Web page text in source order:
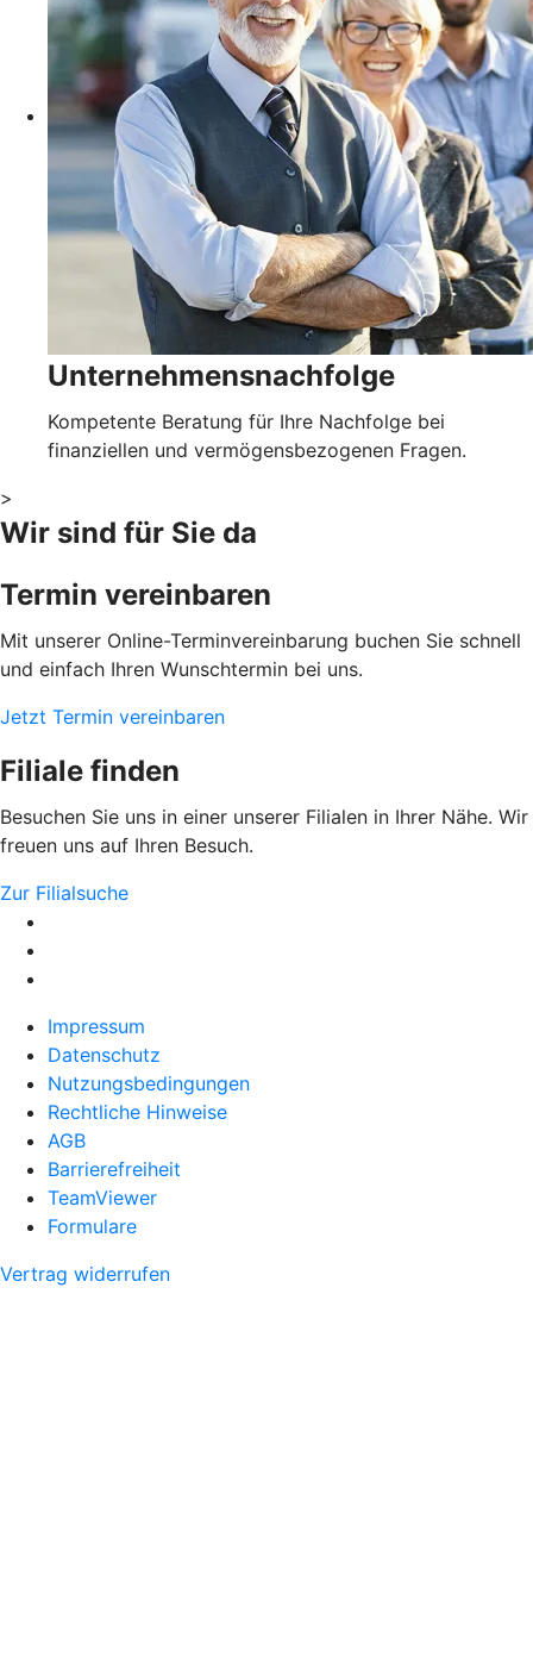
Unternehmensnachfolge
Kompetente Beratung für Ihre Nachfolge bei
finanziellen und vermögensbezogenen Fragen.
>
Wir sind für Sie da
Termin vereinbaren
Mit unserer Online-Terminvereinbarung buchen Sie schnell
und einfach Ihren Wunschtermin bei uns.
Jetzt Termin vereinbaren
Filiale finden
Besuchen Sie uns in einer unserer Filialen in Ihrer Nähe. Wir
freuen uns auf Ihren Besuch.
Zur Filialsuche
Impressum
Datenschutz
Nutzungsbedingungen
Rechtliche Hinweise
AGB
Barrierefreiheit
TeamViewer
Formulare
Vertrag widerrufen